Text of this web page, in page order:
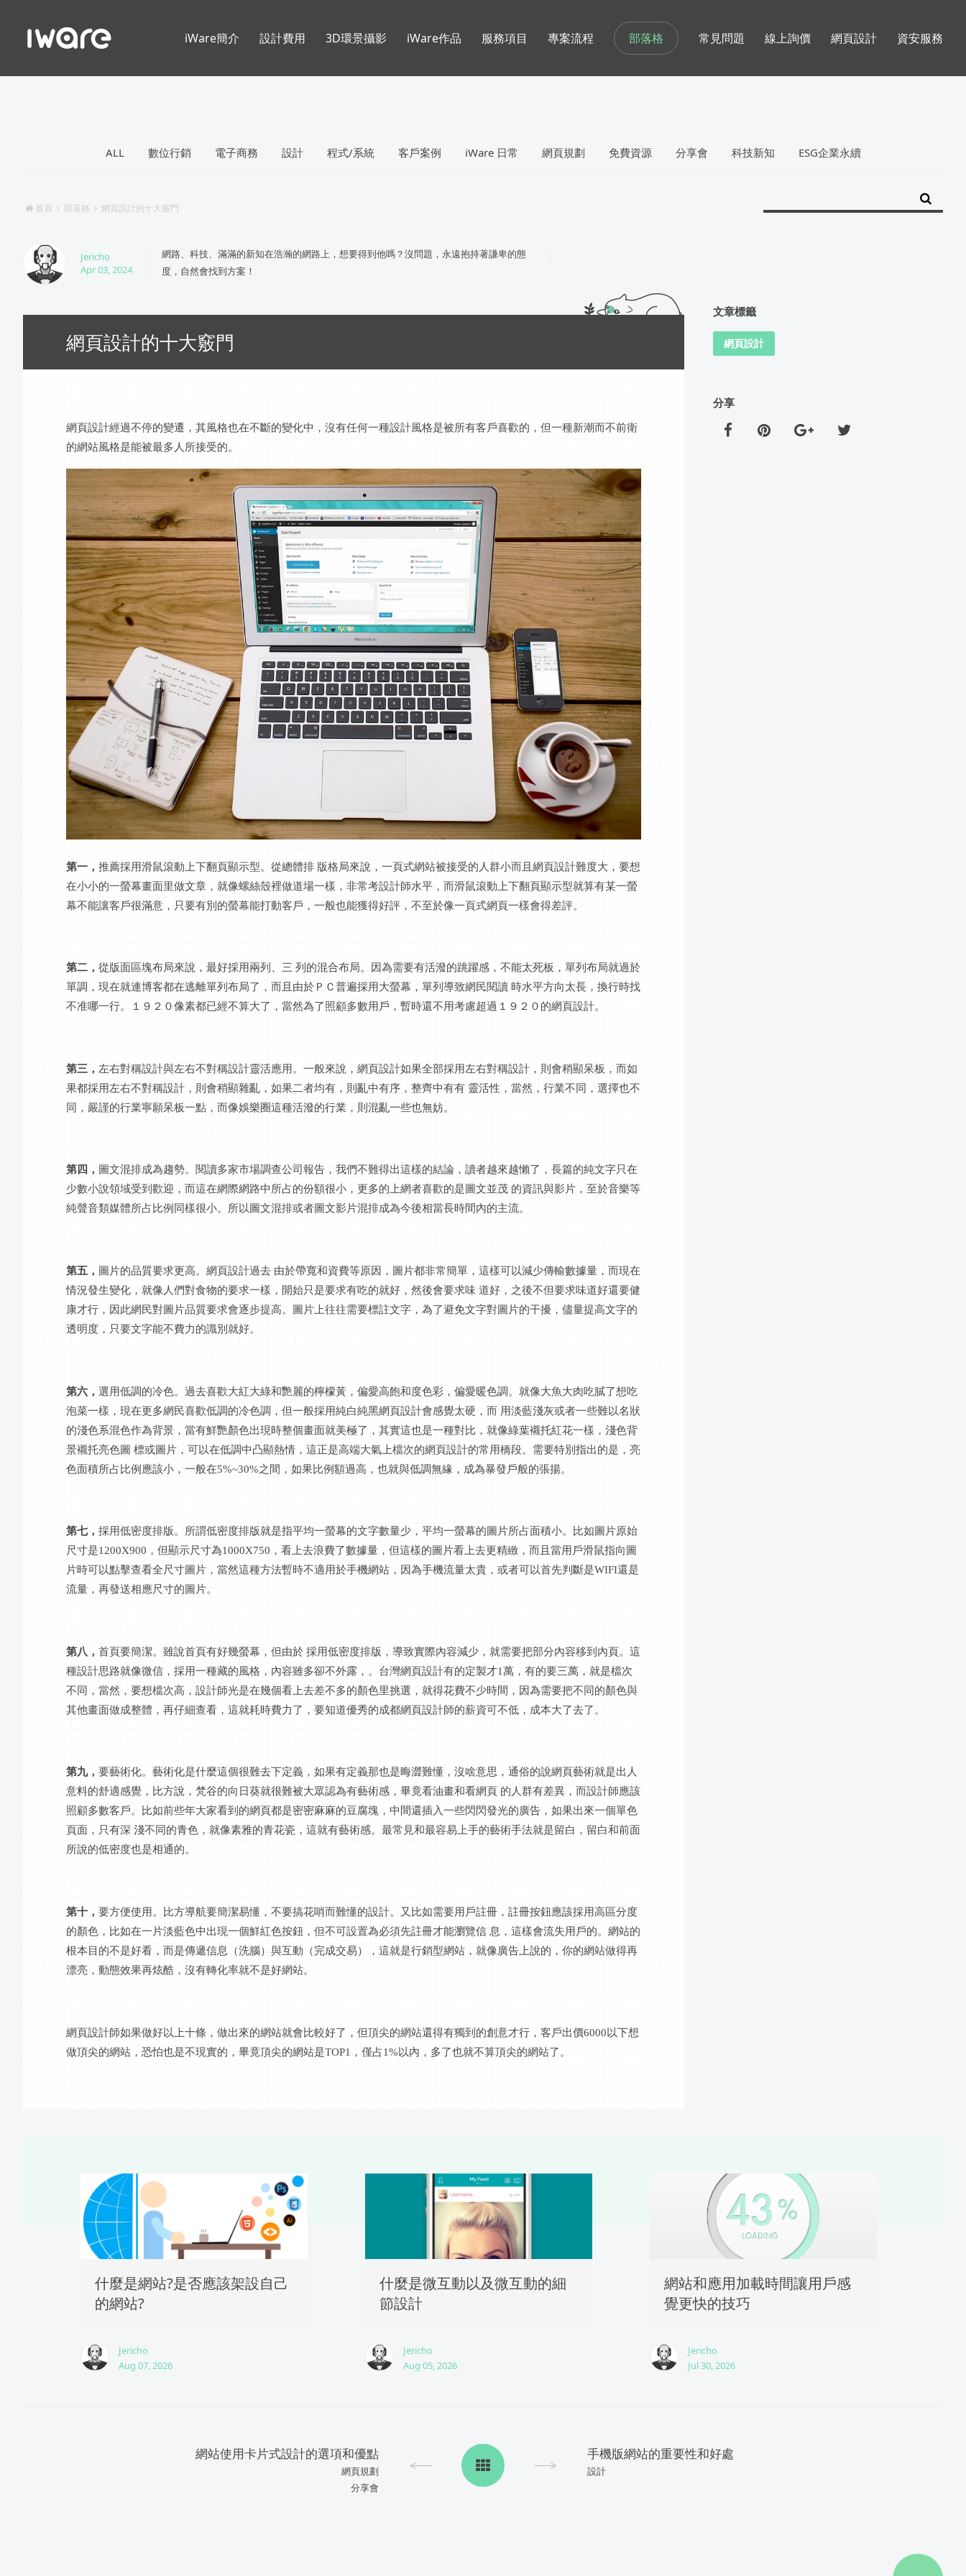
部落格
ALL 數位行銷 電子商務 設計 程式/系統 客戶案例 iWare 日常 網頁規劃 免費資源 分享會 科技新知 ESG企業永續
首頁 部落格 網頁設計的十大竅門
Jericho
Apr 03, 2024
網路、科技、滿滿的新知在浩瀚的網路上，想要得到他嗎？沒問題，永遠抱持著謙卑的態
度，自然會找到方案！
網頁設計的十大竅門
網頁設計經過不停的變遷，其風格也在不斷的變化中，沒有任何一種設計風格是被所有客戶喜歡的，但一種新潮而不前衛
的網站風格是能被最多人所接受的。
第一， 推薦採用滑鼠滾動上下翻頁顯示型。從總體排 版格局來說， 一頁式網站被接受的人群小而且網頁設計難度大，要想
在小小的一螢幕畫面里做文章，就像螺絲殼裡做道場一樣，非常考設計師水平，而滑鼠滾動上下翻頁顯示型就算有某一螢
幕不能讓客戶很滿意，只要有別的螢幕能打動客戶，一般也能獲得好評，不至於像一頁式網頁一樣會得差評。
第二， 從版面區塊布局來說，最好採用兩列、三 列的混合布局。因為需要有活潑的跳躍感，不能太死板，單列布局就過於
單調，現在就連博客都在逃離單列布局了，而且由於ＰＣ普遍採用大螢幕 ，單列導致網民閱讀 時水平方向太長，換行時找
不准哪一行。１９２０像素都已經不算大了，當然為了照顧多數用戶，暫時還不用考慮超過１９２０的網頁設計。
第三， 左右對稱設計與左右不對稱設計靈活應用。一般來說，網頁設計如果全部採用左右對稱設計，則會稍顯呆板，而如
果都採用左右不對稱設計，則會稍顯雜亂，如果二者均有，則亂中有序，整齊中有有 靈活性，當然，行業不同，選擇也不
同，嚴謹的行業寧願呆板一點，而像娛樂圈這種活潑的行業，則混亂一些也無妨。
第四， 圖文混排成為趨勢。閱讀多家市場調查公司報告，我們不難得出這樣的結論，讀者越來越懶了，長篇的純文字只在
少數小說領域受到歡迎，而這在網際網路中所占的份額很小，更多的上網者喜歡的是圖文並茂 的資訊與影片 ，至於音樂等
純聲音類媒體所占比例同樣很小。所以圖文混排或者圖文影片混排成為今後相當長時間內的主流。
第五， 圖片的品質要求更高。網頁設計過去 由於帶寬和資費等原因，圖片都非常簡單，這樣可以減少傳輸數據量，而現在
情況發生變化，就像人們對食物的要求一樣，開始只是要求有吃的就好，然後會要求味 道好，之後不但要求味道好還要健
康才行，因此網民對圖片品質要求會逐步提高。圖片上往往需要標註文字，為了避免文字對圖片的干擾，儘量提高文字的
透明度，只要文字能不費力的識別就好。
第六， 選用低調的冷色。過去喜歡大紅大綠和艷麗的檸檬黃，偏愛高飽和度色彩，偏愛暖色調。就像大魚大肉吃膩了想吃
泡菜一樣，現在更多網民喜歡低調的冷色調，但一般採用純白純黑網頁設計會感覺太硬，而 用淡藍淺灰或者一些難以名狀
的淺色系混色作為背景，當有鮮艷顏色出現時整個畫面就美極了，其實這也是一種對比，就像綠葉襯托紅花一樣，淺色背
景襯托亮色圖 標或圖片，可以在低調中凸顯熱情，這正是高端大氣上檔次的網頁設計的常用橋段。需要特別指出的是，亮
色面積所占比例應該小，一般在5%~30%之間，如果比例額過高，也就與低調無緣，成為暴發戶般的張揚。
第七， 採用低密度排版。所謂低密度排版就是指平均一螢幕的文字數量少，平均一螢幕的圖片所占面積小。比如圖片原始
尺寸是1200X900，但顯示尺寸為1000X750，看上去浪費了數據量，但這樣的圖片看上去更精緻，而且當用戶滑鼠指向圖
片時可以點擊查看全尺寸圖片，當然這種方法暫時不適用於手機網站，因為手機流量太貴，或者可以首先判斷是WIFI還是
流量，再發送相應尺寸的圖片。
第八， 首頁要簡潔。雖說首頁有好幾螢幕 ，但由於 採用低密度排版，導致實際內容減少，就需要把部分內容移到內頁。這
種設計思路就像微信，採用一種藏的風格，內容雖多卻不外露，。 台灣網頁設計有的定製才1萬 ，有的要三萬，就是檔次
不同，當然，要想檔次高，設計師光是在幾個看上去差不多的顏色里挑選，就得花費不少時間，因為需要把不同的顏色與
其他畫面做成整體，再仔細查看，這就耗時費力了，要知道優秀的成都網頁設計師的薪資可不低，成本大了去了。
第九， 要藝術化。藝術化是什麼這個很難去下定義，如果有定義那也是晦澀難懂，沒啥意思，通俗的說網頁藝術就是出人
意料的舒適感覺，比方說，梵谷的向日葵就很難被大眾認為有藝術感，畢竟看油畫和看網頁 的人群有差異，而設計師應該
照顧多數客戶。比如前些年大家看到的網頁都是密密麻麻的豆腐塊，中間還插入一些閃閃發光的廣告，如果出來一個單色
頁面，只有深 淺不同的青色，就像素雅的青花瓷，這就有藝術感。最常見和最容易上手的藝術手法就是留白，留白和前面
所說的低密度也是相通的。
第十， 要方便使用。比方導航要簡潔易懂，不要搞花哨而難懂的設計。又比如需要用戶註冊，註冊按鈕應該採用高區分度
的顏色，比如在一片淡藍色中出現一個鮮紅色按鈕，但不可設置為必須先註冊才能瀏覽信 息，這樣會流失用戶的。網站的
根本目的不是好看，而是傳遞信息（洗腦）與互動 （完成交易），這就是行銷型網站，就像廣告上說的，你的網站做得再
漂亮，動態效果再炫酷，沒有轉化率就不是好網站。
網頁設計師如果做好以上十條，做出來的網站就會比較好了，但頂尖的網站還得有獨到的創意才行，客戶出價6000以下想
做頂尖的網站，恐怕也是不現實的，畢竟頂尖的網站是TOP1，僅占1%以內，多了也就不算頂尖的網站了。
文章標籤
網頁設計
分享
什麼是網站?是否應該架設自己
的網站?
Jericho
Aug 07, 2026
什麼是微互動以及微互動的細
節設計
Jericho
Aug 05, 2026
網站和應用加載時間讓用戶感
覺更快的技巧
Jericho
Jul 30, 2026
網站使用卡片式設計的選項和優點
網頁規劃
分享會
手機版網站的重要性和好處
設計